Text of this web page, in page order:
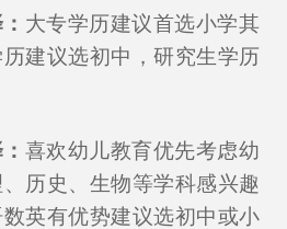
大专学历建议首选小学其
建议选初中，研究生学历
喜欢幼儿教育优先考虑幼
历史、生物等学科感兴趣
英有优势建议选初中或小